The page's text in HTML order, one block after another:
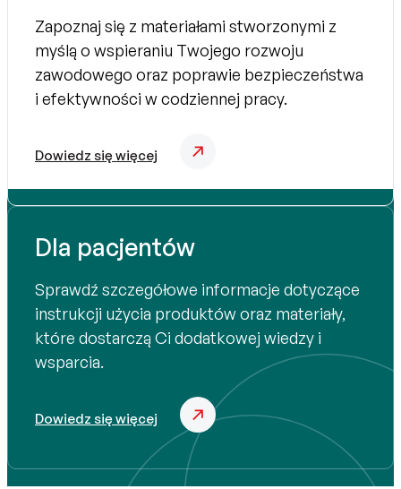
Zapoznaj się z materiałami stworzonymi z
myślą o wspieraniu Twojego rozwoju
zawodowego oraz poprawie bezpieczeństwa
i efektywności w codziennej pracy.
Dowiedz się więcej
Dla pacjentów
Sprawdź szczegółowe informacje dotyczące
instrukcji użycia produktów oraz materiały,
które dostarczą Ci dodatkowej wiedzy i
wsparcia.
Dowiedz się więcej